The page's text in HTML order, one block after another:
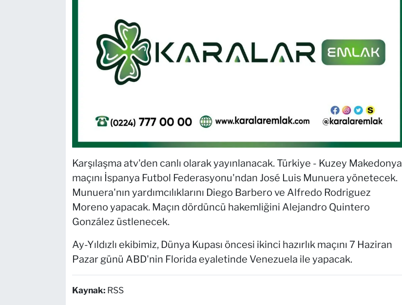
Karşılaşma atv'den canlı olarak yayınlanacak. Türkiye - Kuzey Makedonya
maçını İspanya Futbol Federasyonu'ndan José Luis Munuera yönetecek.
Munuera'nın yardımcılıklarını Diego Barbero ve Alfredo Rodriguez
Moreno yapacak. Maçın dördüncü hakemliğini Alejandro Quintero
González üstlenecek.
Ay-Yıldızlı ekibimiz, Dünya Kupası öncesi ikinci hazırlık maçını 7 Haziran
Pazar günü ABD'nin Florida eyaletinde Venezuela ile yapacak.
Kaynak: RSS